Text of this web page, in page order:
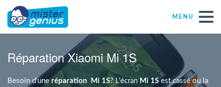
MENU
Réparations – Dépannages
Magasins informatiques toutes marques
Réparation Xiaomi Mi 1S
Besoin d'une réparation Mi 1S? L'écranMi 1Sest cassé ou la